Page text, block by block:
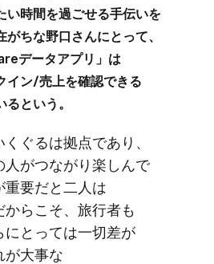
い​時間を​過ごせる​手伝いを​
ちな​野口さんに​とって、​
データアプリ」は​
イン/売上を​確認できる​
と​いう。
ぐるは​拠点であり、​
人が​つながり楽しんで​
重要だと​二人は​
ら​こそ、​旅行者も​
に​とっては​一切差が​
が​大事な​